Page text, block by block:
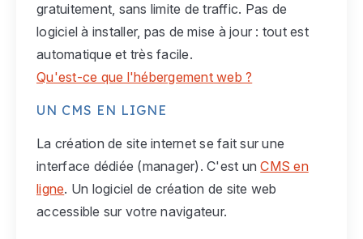
gratuitement, sans limite de traffic. Pas de
logiciel à installer, pas de mise à jour : tout est
automatique et très facile.
Qu'est-ce que l'hébergement web ?
UN CMS EN LIGNE
La création de site internet se fait sur une
interface dédiée (manager). C'est unCMS en
ligne. Un logiciel de création de site web
accessible sur votre navigateur.